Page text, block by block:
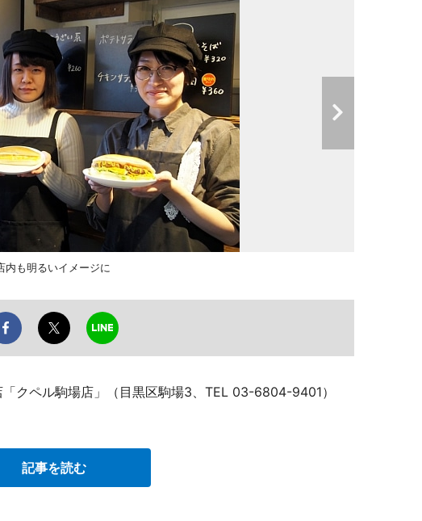
内も明るいイメージに
クペル駒場店」（目黒区駒場3、TEL 03-6804-9401）
記事を読む